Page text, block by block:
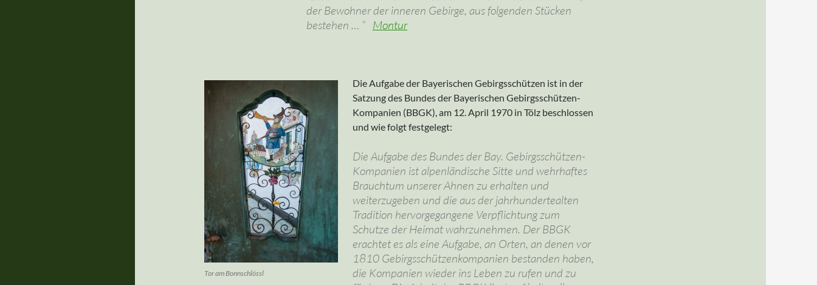
der Bewohner der inneren Gebirge, aus folgenden Stücken
bestehen … “ Montur
Tor am Bonnschlössl
Die Aufgabe der Bayerischen Gebirgsschützen ist in der
Satzung des Bundes der Bayerischen Gebirgsschützen-
Kompanien (BBGK), am 12. April 1970 in Tölz beschlossen
und wie folgt festgelegt:
Die Aufgabe des Bundes der Bay. Gebirgsschützen-
Kompanien ist alpenländische Sitte und wehrhaftes
Brauchtum unserer Ahnen zu erhalten und
weiterzugeben und die aus der jahrhundertealten
Tradition hervorgegangene Verpflichtung zum
Schutze der Heimat wahrzunehmen. Der BBGK
erachtet es als eine Aufgabe, an Orten, an denen vor
1810 Gebirgsschützenkompanien bestanden haben,
die Kompanien wieder ins Leben zu rufen und zu